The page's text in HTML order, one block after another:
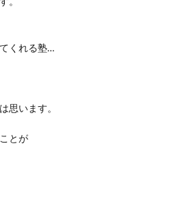
くれる塾…
思います。
とが